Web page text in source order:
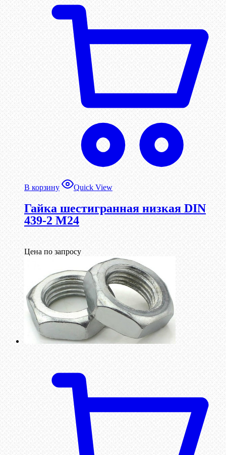
В корзину Quick View
Гайка шестигранная низкая DIN
439-2 М24
Цена по запросу